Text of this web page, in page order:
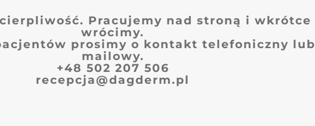
Pracujemy nad stroną i wkrótce
wrócimy.
prosimy o kontakt telefoniczny lub
mailowy.
+48 502 207 506
recepcja@dagderm.pl